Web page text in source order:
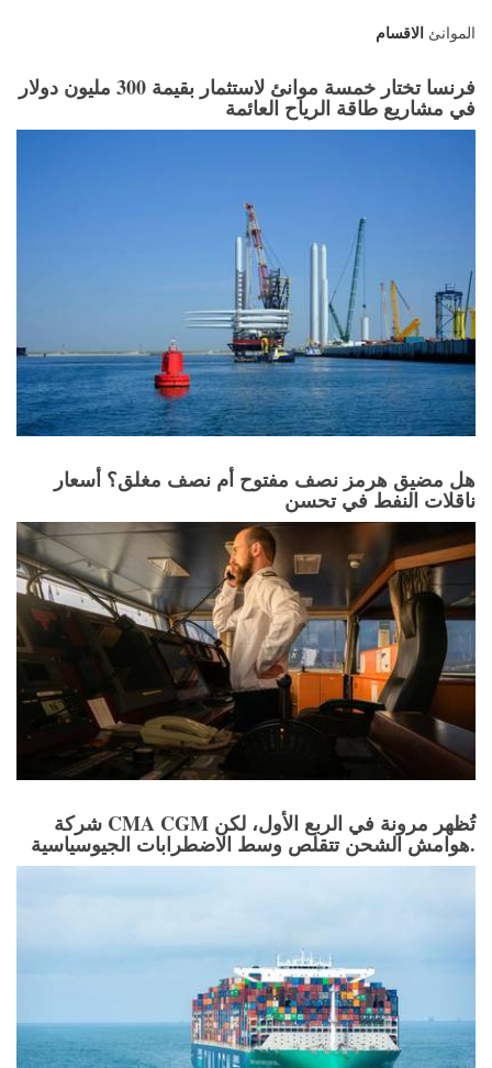
الموانئ الاقسام
فرنسا تختار خمسة موانئ لاستثمار بقيمة 300 مليون دولار
في مشاريع طاقة الرياح العائمة
هل مضيق هرمز نصف مفتوح أم نصف مغلق؟ أسعار
ناقلات النفط في تحسن
شركة CMA CGM تُظهر مرونة في الربع الأول، لكن
هوامش الشحن تتقلص وسط الاضطرابات الجيوسياسية.